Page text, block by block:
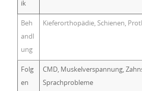
ik
Beh
andl
ung
Kieferorthopädie, Schienen,
Folg
en
CMD, Muskelverspannung,
Sprachprobleme